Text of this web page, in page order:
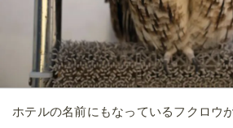
ホテルの名前にもなっているフクロウ